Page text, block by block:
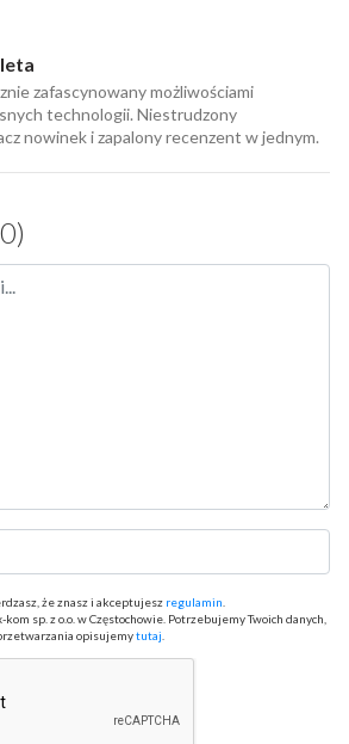
zafascynowany możliwościami
technologii. Niestrudzony
nowinek i zapalony recenzent w jednym.
że znasz i akceptujesz regulamin
sp. z o.o. w Częstochowie. Potrzebujemy Twoich danych,
opisujemytutaj